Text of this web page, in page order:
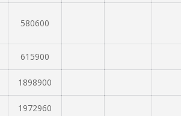
580600
615900
1898900
1972960